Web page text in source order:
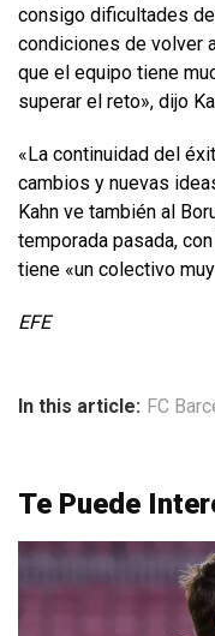
consigo dificultades
condiciones de volver
que el equipo tiene
superar el reto», dijo
«La continuidad del
cambios y nuevas
Kahn ve también al
temporada pasada,
tiene «un colectivo
EFE
In this article: FC
Te Puede